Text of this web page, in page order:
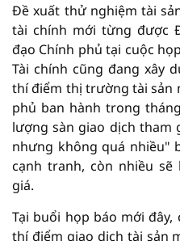
Đề xuất thử nghiệm tài
tài chính mới từng được
đạo Chính phủ tại cuộc
Tài chính cũng đang xây
thí điểm thị trường tài sản
phủ ban hành trong
lượng sàn giao dịch tham
nhưng không quá nhiều"
cạnh tranh, còn nhiều
giá.
Tại buổi họp báo mới
thí điểm giao dịch tài sản